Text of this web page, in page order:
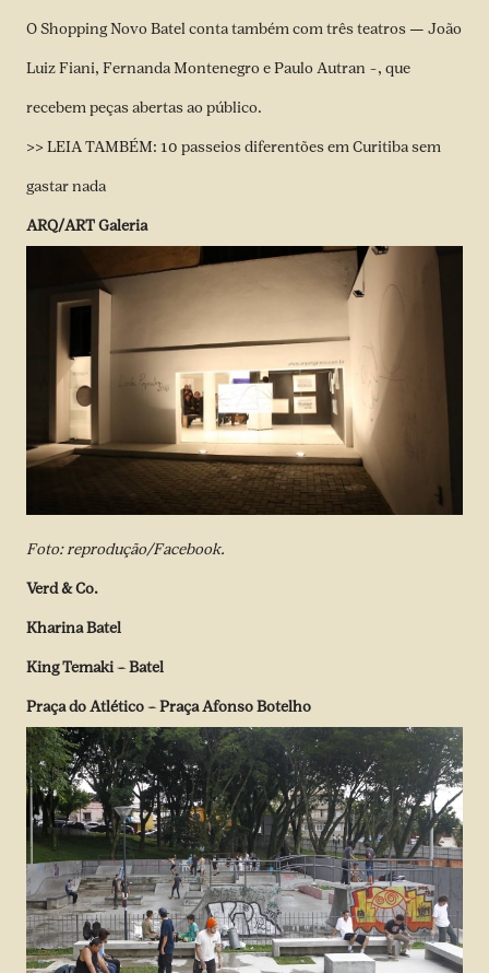
O Shopping Novo Batel conta também com três teatros — João
Luiz Fiani, Fernanda Montenegro e Paulo Autran –, que
recebem peças abertas ao público.
>> LEIA TAMBÉM: 10 passeios diferentões em Curitiba sem
gastar nada
ARQ/ART Galeria
Foto: reprodução/Facebook.
Verd & Co.
Kharina Batel
King Temaki – Batel
Praça do Atlético– Praça Afonso Botelho